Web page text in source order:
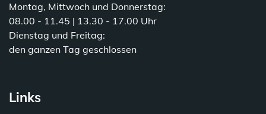
Montag, Mittwoch und Donnerstag:
08.00 - 11.45 | 13.30 - 17.00 Uhr
Dienstag und Freitag:
den ganzen Tag geschlossen
Links